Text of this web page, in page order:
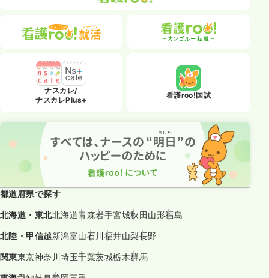
ナスカレ/
ナスカレPlus+
看護roo!国試
都道府県で探す
北海道・東北北海道青森岩手宮城秋田山形福島
北陸・甲信越新潟富山石川福井山梨長野
関東東京神奈川埼玉千葉茨城栃木群馬